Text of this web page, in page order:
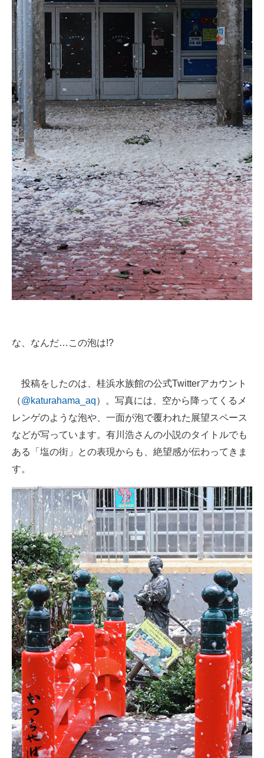
AI活用のいまが分かる
企業ITのトレンドを詳説
経営リーダーのコミュニティ
マーケ×ITの今がよく分かる
ITエンジニア向け専門サイト
企業向けIT製品の総合サイト
IT製品の技術・比較・事例
製造業のIT導入・活用を支援
モノづくり技術者専門サイト
エレクトロニクス専門サイト
電子設計の基本と応用
エネルギーの専門メディア
な、なんだ…この泡は!?
投稿をしたのは、桂浜水族館の公式Twitterアカウント
（@katurahama_aq）。写真には、空から降ってくるメ
レンゲのような泡や、一面が泡で覆われた展望スペース
などが写っています。有川浩さんの小説のタイトルでも
ある「塩の街」との表現からも、絶望感が伝わってきま
す。